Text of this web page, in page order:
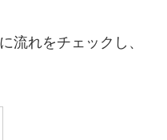
流れをチェックし、